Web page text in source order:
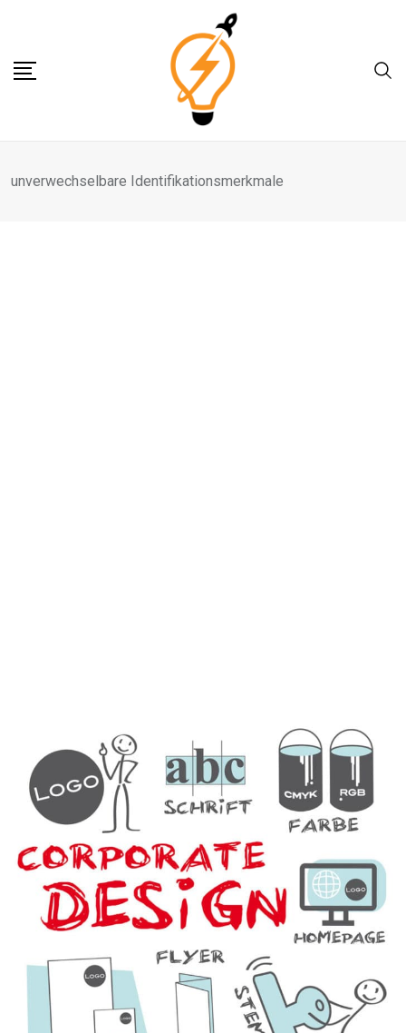
content
unverwechselbare Identifikationsmerkmale